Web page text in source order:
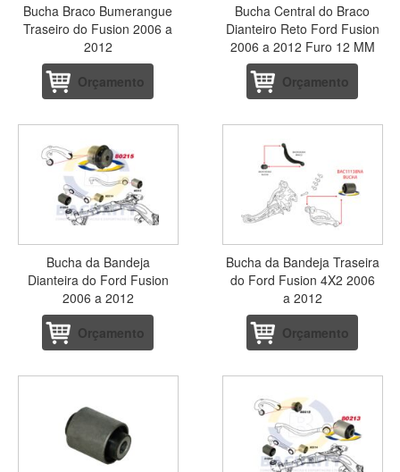
Bucha Braco Bumerangue
Traseiro do Fusion 2006 a
2012
Orçamento
Bucha Central do Braco
Dianteiro Reto Ford Fusion
2006 a 2012 Furo 12 MM
Orçamento
Bucha da Bandeja
Dianteira do Ford Fusion
2006 a 2012
Orçamento
Bucha da Bandeja Traseira
do Ford Fusion 4X2 2006
a 2012
Orçamento